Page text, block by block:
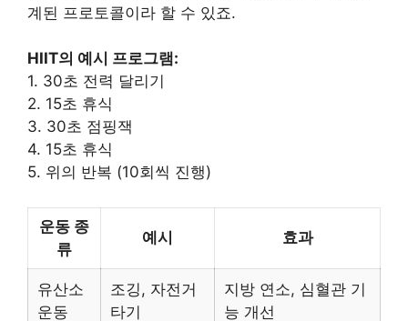
계된 프로토콜이라 할 수 있죠.
HIIT의 예시 프로그램:
1. 30초 전력 달리기
2. 15초 휴식
3. 30초 점핑잭
4. 15초 휴식
5. 위의 반복 (10회씩 진행)
운동 종
류
예시 효과
유산소
운동
조깅, 자전거
타기
지방 연소, 심혈관 기
능 개선